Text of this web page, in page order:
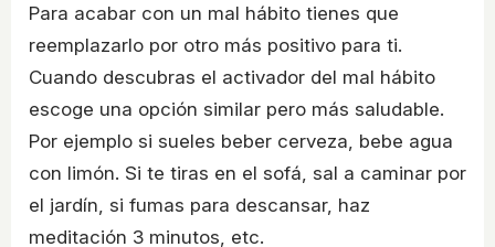
Para acabar con un mal hábito tienes que
reemplazarlo por otro más positivo para ti.
Cuando descubras el activador del mal hábito
escoge una opción similar pero más saludable.
Por ejemplo si sueles beber cerveza, bebe agua
con limón. Si te tiras en el sofá, sal a caminar por
el jardín, si fumas para descansar, haz
meditación 3 minutos, etc.